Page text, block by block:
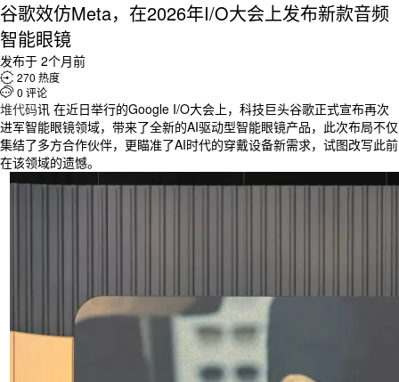
谷歌效仿Meta，在2026年I/O大会上发布新款音频
智能眼镜
发布于 2个月前
 270 热度
 0 评论
堆代码讯 在近日举行的Google I/O大会上，科技巨头谷歌正式宣布再次
进军智能眼镜领域，带来了全新的AI驱动型智能眼镜产品，此次布局不仅
集结了多方合作伙伴，更瞄准了AI时代的穿戴设备新需求，试图改写此前
在该领域的遗憾。